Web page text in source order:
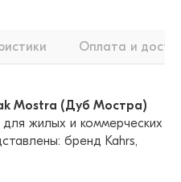
Оплата и
Mostra (Дуб Мостра)
жилых и коммерческих
бренд Kahrs,